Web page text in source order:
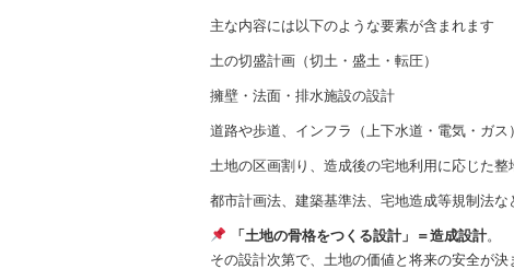
主な内容には以下のような要素が含まれます
土の切盛計画（切土・盛土・転圧）
擁壁・法面・排水施設の設計
道路や歩道、インフラ（上下水道・電気・ガス
土地の区画割り、造成後の宅地利用に応じた整
都市計画法、建築基準法、宅地造成等規制法な
「土地の骨格をつくる設計」＝造成設計。
その設計次第で、土地の価値と将来の安全が決